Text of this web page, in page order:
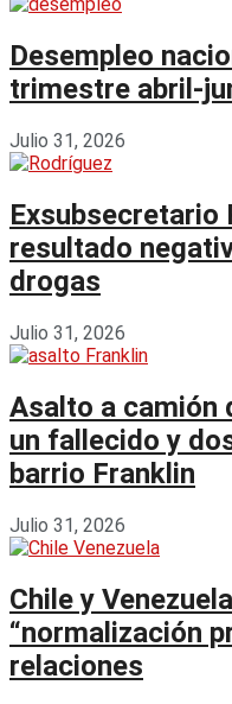
Desempleo
trimestre abril-
Julio 31, 2026
Exsubsecretario
resultado
drogas
Julio 31, 2026
Asalto a camión
un fallecido y
barrio Franklin
Julio 31, 2026
Chile y
“normalización
relaciones